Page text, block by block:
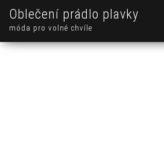
Oblečení prádlo plavky
móda pro volné chvíle